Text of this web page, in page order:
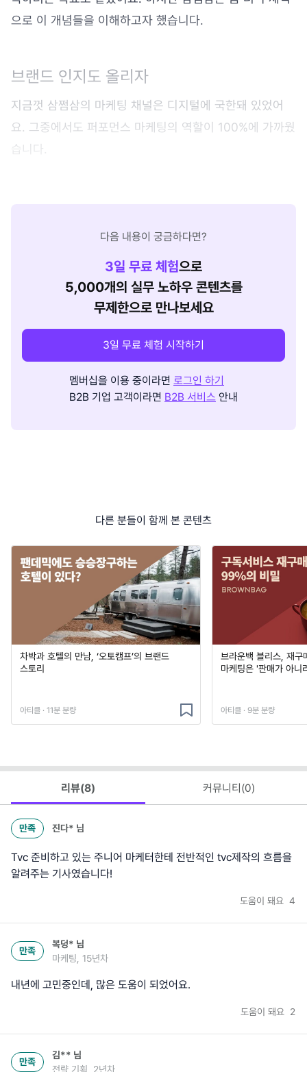
으로 이 개념들을 이해하고자 했습니다.
브랜드 인지도 올리자
지금껏 삼쩜삼의 마케팅 채널은 디지털에 국한돼 있었어
요. 그중에서도 퍼포먼스 마케팅의 역할이 100%에 가까웠
습니다.
다음 내용이 궁금하다면?
3일 무료 체험으로
5,000개의 실무 노하우 콘텐츠를
무제한으로 만나보세요
3일 무료 체험 시작하기
멤버십을 이용 중이라면 로그인 하기
B2B 기업 고객이라면 B2B 서비스 안내
다른 분들이 함께 본 콘텐츠
차박과 호텔의 만남, ‘오토캠프’의 브랜드
스토리
아티클 · 11분 분량
브라운백 블리스, 재
마케팅은 '판매가 아니
아티클 · 9분 분량
리뷰(8) 커뮤니티(0)
만족 진다* 님
Tvc 준비하고 있는 주니어 마케터한테 전반적인 tvc제작의 흐름을
알려주는 기사였습니다!
도움이 돼요 4
만족
복덩* 님
마케팅, 15년차
내년에 고민중인데, 많은 도움이 되었어요.
도움이 돼요 2
만족
김** 님
전략 기획, 2년차